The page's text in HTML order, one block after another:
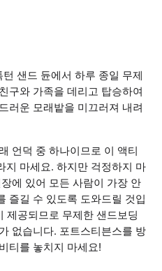
샌드 듄에서 하루 종일 무제
구와 가족을 데리고 탑승하여
러운 모래밭을 미끄러져 내려
언덕 중 하나이므로 이 액티
지 마세요. 하지만 걱정하지 마
에 있어 모든 사람이 가장 안
즐길 수 있도록 도와드릴 것입
제공되므로 무제한 샌드보딩
없습니다. 포트스티븐스를 방
티를 놓치지 마세요!